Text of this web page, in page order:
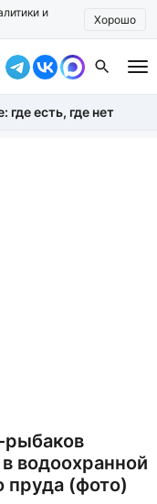
и
Хорошо
где есть, где нет
рыбаков
водоохранной
пруда (фото)